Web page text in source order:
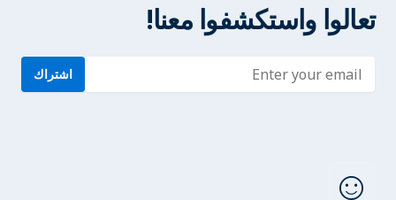
تعالوا واستكشفوا معنا!
Enter address اشتراك
sentiment_satisfied